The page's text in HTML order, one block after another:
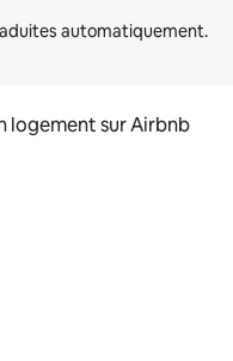
logement sur Airbnb